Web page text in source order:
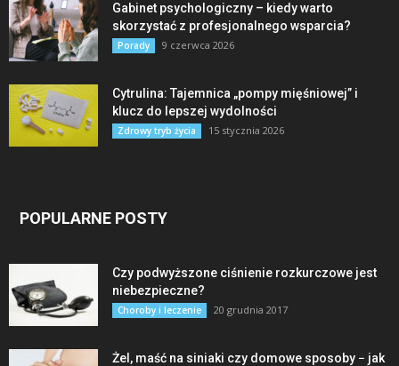
Gabinet psychologiczny – kiedy warto
skorzystać z profesjonalnego wsparcia?
Porady 9 czerwca 2026
Cytrulina: Tajemnica „pompy mięśniowej” i
klucz do lepszej wydolności
Zdrowy tryb życia 15 stycznia 2026
POPULARNE POSTY
Czy podwyższone ciśnienie rozkurczowe jest
niebezpieczne?
Choroby i leczenie 20 grudnia 2017
Żel, maść na siniaki czy domowe sposoby − jak